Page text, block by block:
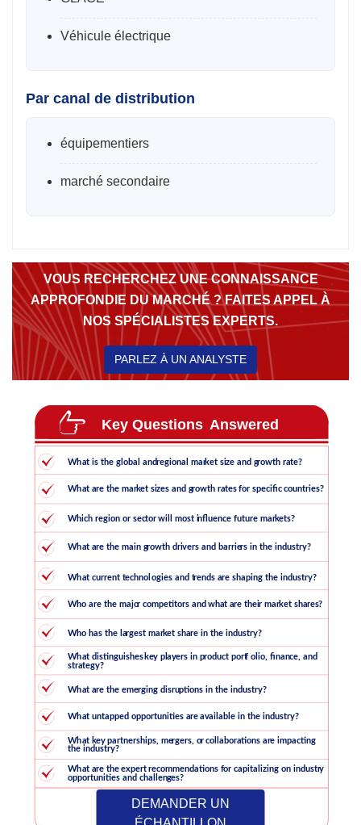
Véhicule électrique
Par canal de distribution
équipementiers
marché secondaire
VOUS RECHERCHEZ UNE CONNAISSANCE
APPROFONDIE DU MARCHÉ ? FAITES APPEL À
NOS SPÉCIALISTES EXPERTS.
PARLEZ À UN ANALYSTE
DEMANDER UN